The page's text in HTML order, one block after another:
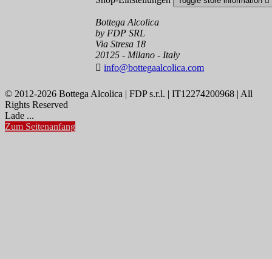
Bottega Alcolica
by FDP SRL
Via Stresa 18
20125 - Milano - Italy
 info@bottegaalcolica.com
© 2012-2026 Bottega Alcolica | FDP s.r.l. | IT12274200968 | All
Rights Reserved
Lade ...
Zum Seitenanfang